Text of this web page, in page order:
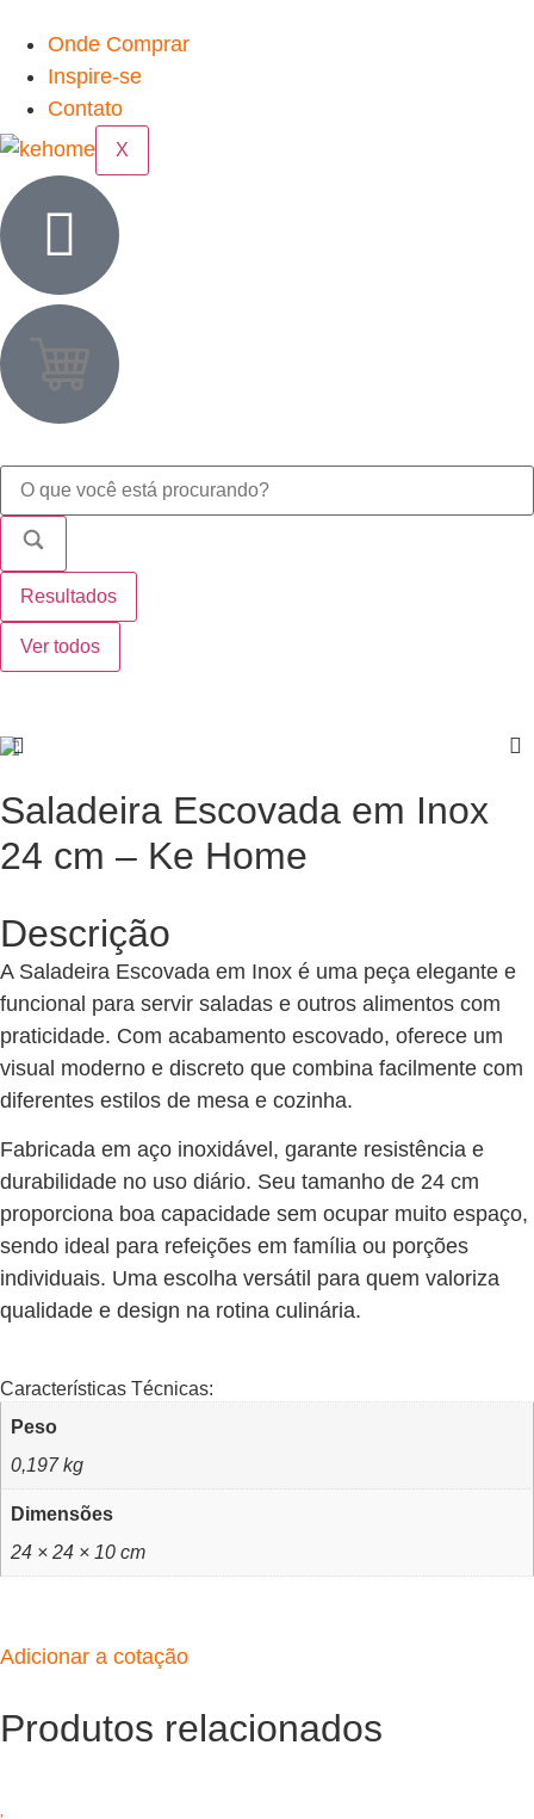
Onde Comprar
Inspire-se
Contato
X
Resultados
Ver todos
Saladeira Escovada em Inox
24 cm – Ke Home
Descrição
A Saladeira Escovada em Inox é uma peça elegante e
funcional para servir saladas e outros alimentos com
praticidade. Com acabamento escovado, oferece um
visual moderno e discreto que combina facilmente com
diferentes estilos de mesa e cozinha.
Fabricada em aço inoxidável, garante resistência e
durabilidade no uso diário. Seu tamanho de 24 cm
proporciona boa capacidade sem ocupar muito espaço,
sendo ideal para refeições em família ou porções
individuais. Uma escolha versátil para quem valoriza
qualidade e design na rotina culinária.
Características Técnicas:
Peso
0,197 kg
Dimensões
24 × 24 × 10 cm
Adicionar a cotação
Produtos relacionados